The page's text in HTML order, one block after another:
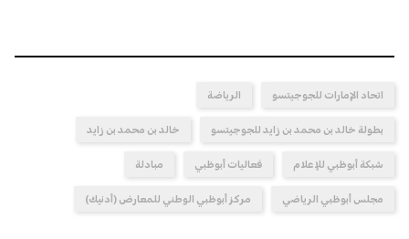
اتحاد الإمارات للجوجيتسو الرياضة
بطولة خالد بن محمد بن زايد للجوجيتسو خالد بن محمد بن زايد
شبكة أبوظبي للإعلام فعاليات أبوظبي مبادلة
مجلس أبوظبي الرياضي مركز أبوظبي الوطني للمعارض (أدنيك)